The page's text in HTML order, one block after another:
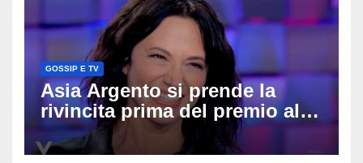
GOSSIP E TV
Asia Argento si prende la
rivincita prima del premio alla
carriera: «Mi chiamano
raccomandata e cagna»